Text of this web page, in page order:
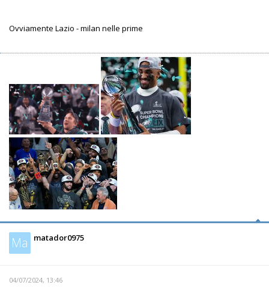
Ovviamente Lazio - milan nelle prime
Ma matador0975
04/07/2024, 13:46